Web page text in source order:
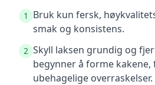
1
Bruk kun fersk,
smak og konsistens.
2 Skyll laksen grundig og
begynner å forme kakene,
ubehagelige overraskelser.